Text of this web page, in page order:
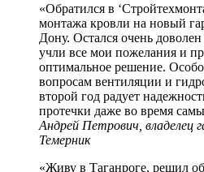
«Обратился в
монтажа кровли на новый
Дону. Остался очень доволен
учли все мои пожелания и
оптимальное решение.
вопросам вентиляции и
второй год радует
протечки даже во время
Андрей Петрович, владелец
Темерник
«Живу в Таганроге, решил